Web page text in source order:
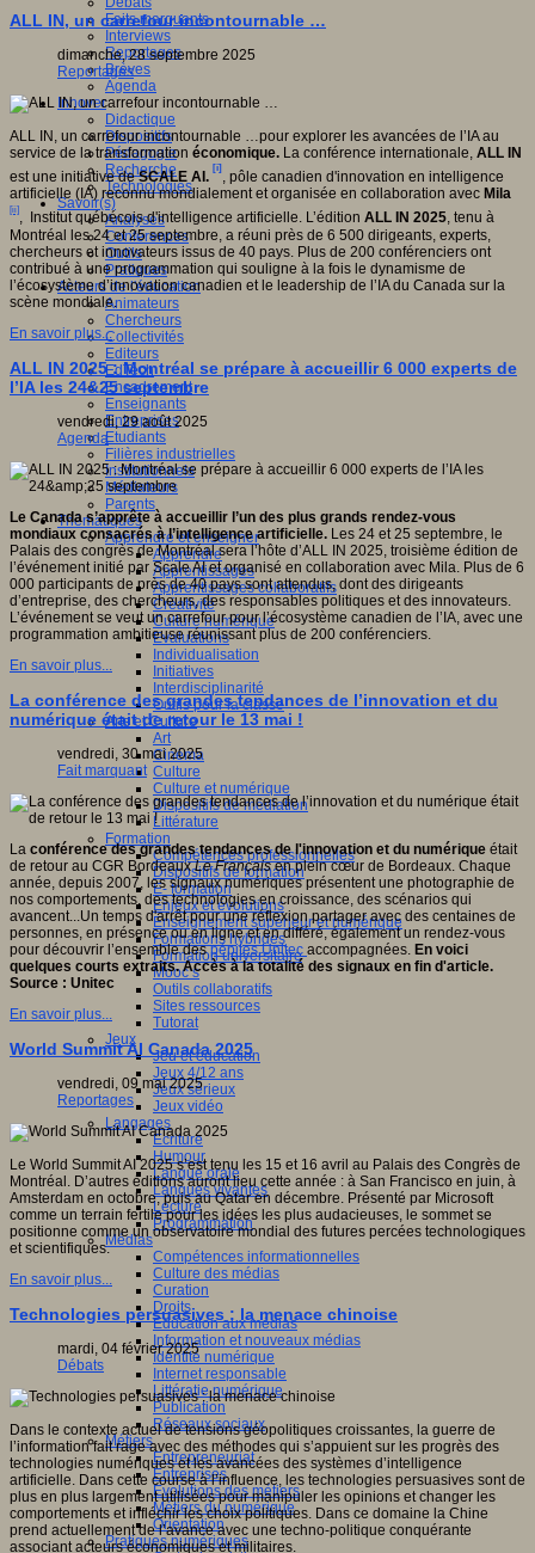
Faits marquants
Interviews
Reportages
Brèves
Agenda
Innover
Didactique
Dispositifs
Pédagogie
Recherche
Technologies
Savoir(s)
Analyses
Conférences
Outils
Pratiques
Acteurs de l'éducation
Animateurs
Chercheurs
Collectivités
Editeurs
EdTech
Encadrement
Enseignants
Entreprises
Etudiants
Filières industrielles
Institutionnels
Médiateurs
Parents
Thématiques
Apprendre et enseigner
Apprendre
Apprentissages
Apprentissages collaboratifs
Créativité
Culture numérique
Evaluations
Individualisation
Initiatives
Interdisciplinarité
Outils pour la classe
Arts et Culture
Art
Cinéma
Culture
Culture et numérique
Dispositifs de médiation
Littérature
Formation
Compétences professionnelles
Dispositifs de formation
E- formation
Enjeux et évolutions
Enseignement supérieur et numérique
Formations hybrides
Formation universitaire
Mooc’s
Outils collaboratifs
Sites ressources
Tutorat
Jeux
Jeu et éducation
Jeux 4/12 ans
Jeux sérieux
Jeux vidéo
Langages
Ecriture
Humour
Langue orale
Langues vivantes
Lecture
Programmation
Médias
Compétences informationnelles
Culture des médias
Curation
Droits
Education aux médias
Information et nouveaux médias
Identité numérique
Internet responsable
Littératie numérique
Publication
Réseaux sociaux
Métiers
Entrepreneuriat
Entreprises
Evolutions des métiers
Métiers du numérique
Orientation
Pratiques numériques
ALL IN, un carrefour incontournable …
dimanche, 28 septembre 2025
Reportages
ALL IN, un carrefour incontournable …pour explorer les avancées de l’IA au
service de la transformation économique. La conférence internationale, ALL IN
est une initiative deSCALE AI.
[i]
, pôle canadien d'innovation en intelligence
artificielle (IA) reconnu mondialement et organisée en collaboration avec Mila
[ii]
, Institut québécois d'intelligence artificielle. L’édition ALL IN 2025, tenu à
Montréal les 24 et 25 septembre, a réuni près de 6 500 dirigeants, experts,
chercheurs et innovateurs issus de 40 pays. Plus de 200 conférenciers ont
contribué à une programmation qui souligne à la fois le dynamisme de
l’écosystème d’innovation canadien et le leadership de l’IA du Canada sur la
scène mondiale.
En savoir plus...
ALL IN 2025 : Montréal se prépare à accueillir 6 000 experts de
l’IA les 24&25 septembre
vendredi, 29 août 2025
Agenda
Le Canada s’apprête à accueillir l’un des plus grands rendez-vous
mondiaux consacrés à l’intelligence artificielle. Les 24 et 25 septembre, le
Palais des congrès de Montréal sera l’hôte d’ALL IN 2025, troisième édition de
l’événement initié par Scale AI et organisé en collaboration avec Mila. Plus de 6
000 participants de près de 40 pays sont attendus, dont des dirigeants
d’entreprise, des chercheurs, des responsables politiques et des innovateurs.
L’événement se veut un carrefour pour l’écosystème canadien de l’IA, avec une
programmation ambitieuse réunissant plus de 200 conférenciers.
En savoir plus...
La conférence des grandes tendances de l’innovation et du
numérique était de retour le 13 mai !
vendredi, 30 mai 2025
Fait marquant
La conférence des grandes tendances de l'innovation et du numérique était
de retour au CGR BordeauxLe Françaisen plein cœur de Bordeaux. Chaque
année, depuis 2007, les signaux numériques présentent une photographie de
nos comportements, des technologies en croissance, des scénarios qui
avancent...Un temps d'arrêt pour une réflexion partager avec des centaines de
personnes, en présence ou en ligne et en différé, également un rendez-vous
pour découvrir l’ensemble despépites Unitec accompagnées. En voici
quelques courts extraits. Accès à la totalité des signaux en fin d'article.
Source : Unitec
En savoir plus...
World Summit AI Canada 2025
vendredi, 09 mai 2025
Reportages
Le World Summit AI 2025 s’est tenu les 15 et 16 avril au Palais des Congrès de
Montréal. D’autres éditions auront lieu cette année : à San Francisco en juin, à
Amsterdam en octobre, puis au Qatar en décembre. Présenté par Microsoft
comme un terrain fertile pour les idées les plus audacieuses, le sommet se
positionne comme un observatoire mondial des futures percées technologiques
et scientifiques.
En savoir plus...
Technologies persuasives : la menace chinoise
mardi, 04 février 2025
Débats
Dans le contexte actuel de tensions géopolitiques croissantes, la guerre de
l’information fait rage avec des méthodes qui s’appuient sur les progrès des
technologies numériques et les avancées des systèmes d’intelligence
artificielle. Dans cette course à l’influence, les technologies persuasives sont de
plus en plus largement utilisées pour manipuler les opinions et changer les
comportements et infléchir les choix politiques. Dans ce domaine la Chine
prend actuellement de l’avance avec une techno-politique conquérante
associant acteurs économiques et militaires.